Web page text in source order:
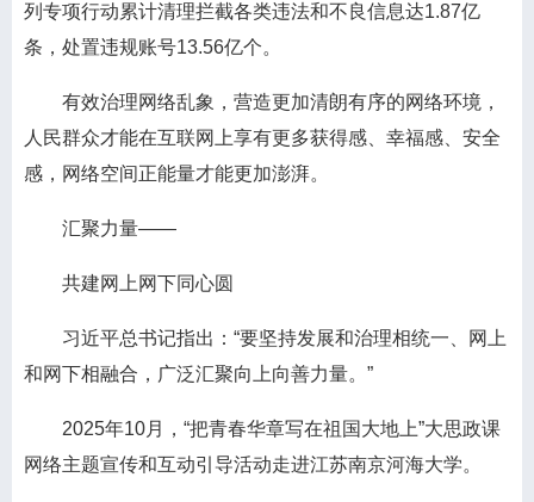
列专项行动累计清理拦截各类违法和不良信息达1.87亿
条，处置违规账号13.56亿个。
有效治理网络乱象，营造更加清朗有序的网络环境，
人民群众才能在互联网上享有更多获得感、幸福感、安全
感，网络空间正能量才能更加澎湃。
汇聚力量——
共建网上网下同心圆
习近平总书记指出：“要坚持发展和治理相统一、网上
和网下相融合，广泛汇聚向上向善力量。”
2025年10月，“把青春华章写在祖国大地上”大思政课
网络主题宣传和互动引导活动走进江苏南京河海大学。